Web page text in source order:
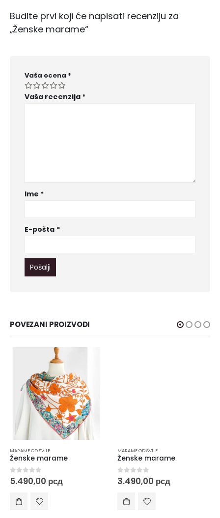
Budite prvi koji će napisati recenziju za
„Ženske marame“
Vaša ocena *
Vaša recenzija *
Ime *
E-pošta *
POVEZANI PROIZVODI
MARAME OD SVILE
Ženske marame
0out of 5
5.490,00 рсд
MARAME OD SVILE
Ženske marame
0out of 5
3.490,00 рсд